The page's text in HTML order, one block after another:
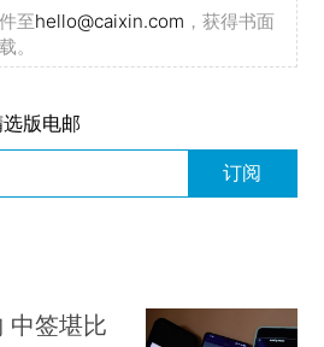
至hello@caixin.com ，获得书面
。
版电邮
订阅
中签堪比